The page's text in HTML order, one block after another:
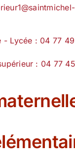
- Lycée : 04 77
: 04 77